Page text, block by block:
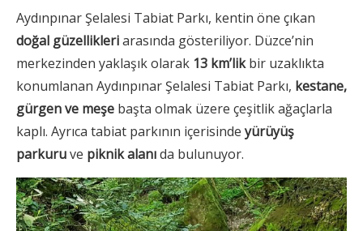
Aydınpınar Şelalesi Tabiat Parkı, kentin öne çıkan
doğal güzellikleriarasında gösteriliyor. Düzce’nin
merkezinden yaklaşık olarak 13 km’likbir uzaklıkta
konumlanan Aydınpınar Şelalesi Tabiat Parkı, kestane,
gürgen ve meşe başta olmak üzere çeşitlik ağaçlarla
kaplı. Ayrıca tabiat parkının içerisinde yürüyüş
parkuruve piknik alanıda bulunuyor.